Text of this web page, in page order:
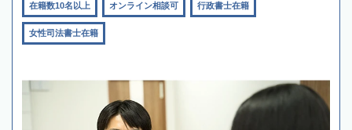
在籍数10名以上 オンライン相談可 行政書士在籍
女性司法書士在籍